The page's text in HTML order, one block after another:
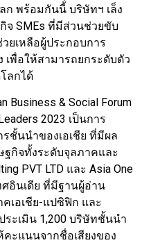
พร้อมกันนี้่ บริษัทฯ เล็ง
SMEs ที่มีส่วนช่วยขับ
ยเหลือผู้ประกอบการ
เพื่อให้สามารถยกระดับตัว
ลกได้
Business & Social Forum
2023 เป็นการ
ชั้นนำของเอเชีย ที่มีผล
ฐกิจทั้งระดับจุลภาคและ
PVT LTD และ Asia One
อินเดีย ที่มีฐานผู้อ่าน
เอเชีย-แปซิฟิก และ
ะเมิน 1,200 บริษัทชั้นนำ
ะแนนจากชื่อเสียงของ